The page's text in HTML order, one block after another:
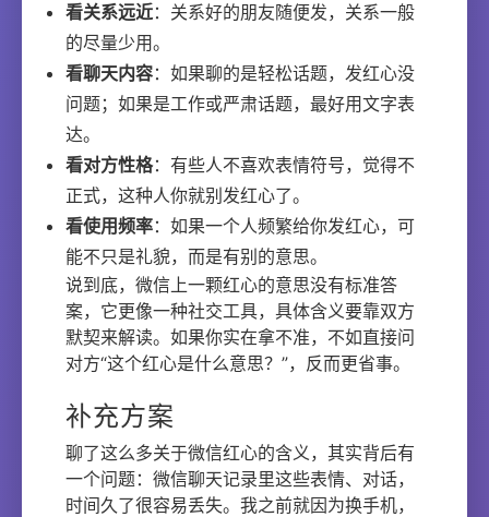
看关系远近：关系好的朋友随便发，关系一般
的尽量少用。
看聊天内容：如果聊的是轻松话题，发红心没
问题；如果是工作或严肃话题，最好用文字表
达。
看对方性格：有些人不喜欢表情符号，觉得不
正式，这种人你就别发红心了。
看使用频率：如果一个人频繁给你发红心，可
能不只是礼貌，而是有别的意思。
说到底，微信上一颗红心的意思没有标准答
案，它更像一种社交工具，具体含义要靠双方
默契来解读。如果你实在拿不准，不如直接问
对方“这个红心是什么意思？”，反而更省事。
补充方案
聊了这么多关于微信红心的含义，其实背后有
一个问题：微信聊天记录里这些表情、对话，
时间久了很容易丢失。我之前就因为换手机，